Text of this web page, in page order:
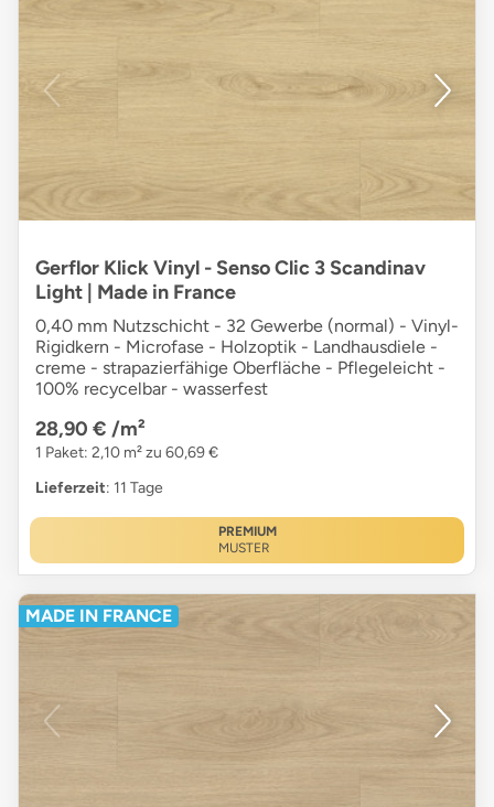
Gerflor Klick Vinyl - Senso Clic 3 Scandinav
Light | Made in France
0,40 mm Nutzschicht - 32 Gewerbe (normal) - Vinyl-
Rigidkern - Microfase - Holzoptik - Landhausdiele -
creme - strapazierfähige Oberfläche - Pflegeleicht -
100% recycelbar - wasserfest
28,90 € /m²
1 Paket: 2,10 m² zu 60,69 €
Lieferzeit: 11 Tage
PREMIUM
MUSTER
MADE IN FRANCE